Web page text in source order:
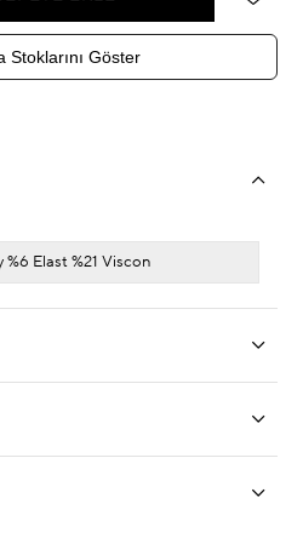
Stoklarını Göster
%6 Elast %21 Viscon